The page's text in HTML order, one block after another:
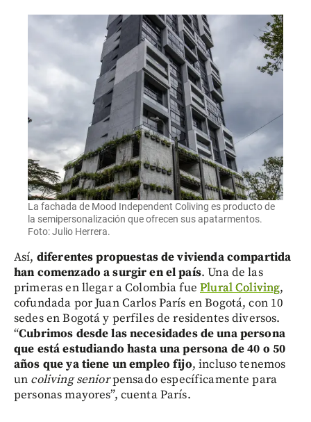
La fachada de Mood Independent Coliving es producto de
la semipersonalización que ofrecen sus apatarmentos.
Foto: Julio Herrera.
Así, diferentes propuestas de vivienda compartida
han comenzado a surgir en el país. Una de las
primeras en llegar a Colombia fuePlural Coliving,
cofundada por Juan Carlos París en Bogotá, con 10
sedes en Bogotá y perfiles de residentes diversos.
“Cubrimos desde las necesidades de una persona
que está estudiando hasta una persona de 40 o 50
años que ya tiene un empleo fijo, incluso tenemos
un coliving seniorpensado específicamente para
personas mayores”, cuenta París.